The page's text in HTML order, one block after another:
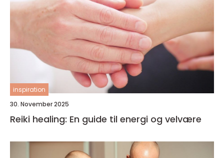
inspiration
30. November 2025
Reiki healing: En guide til energi og velvære